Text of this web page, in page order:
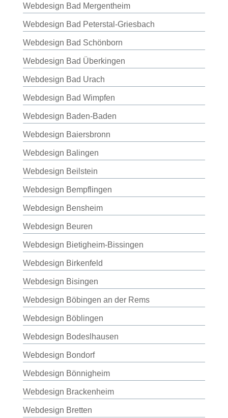
Webdesign Bad Mergentheim
Webdesign Bad Peterstal-Griesbach
Webdesign Bad Schönborn
Webdesign Bad Überkingen
Webdesign Bad Urach
Webdesign Bad Wimpfen
Webdesign Baden-Baden
Webdesign Baiersbronn
Webdesign Balingen
Webdesign Beilstein
Webdesign Bempflingen
Webdesign Bensheim
Webdesign Beuren
Webdesign Bietigheim-Bissingen
Webdesign Birkenfeld
Webdesign Bisingen
Webdesign Böbingen an der Rems
Webdesign Böblingen
Webdesign Bodeslhausen
Webdesign Bondorf
Webdesign Bönnigheim
Webdesign Brackenheim
Webdesign Bretten